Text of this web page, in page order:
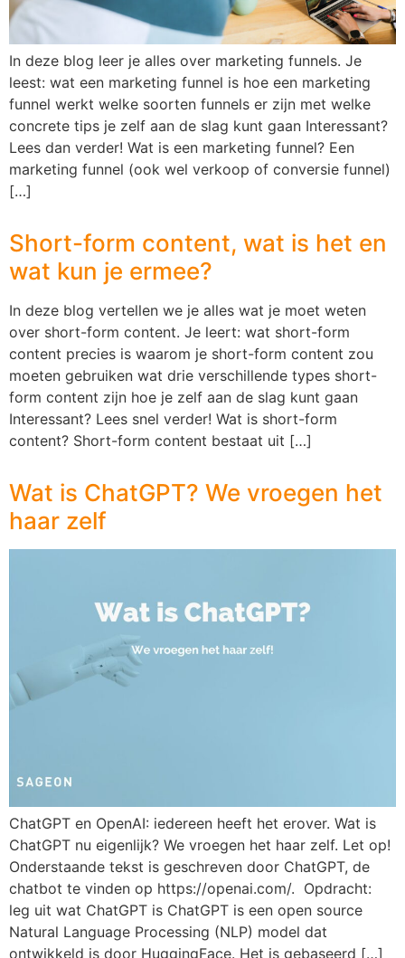
In deze blog leer je alles over marketing funnels. Je
leest: wat een marketing funnel is hoe een marketing
funnel werkt welke soorten funnels er zijn met welke
concrete tips je zelf aan de slag kunt gaan Interessant?
Lees dan verder! Wat is een marketing funnel? Een
marketing funnel (ook wel verkoop of conversie funnel)
[…]
Short-form content, wat is het en
wat kun je ermee?
In deze blog vertellen we je alles wat je moet weten
over short-form content. Je leert: wat short-form
content precies is waarom je short-form content zou
moeten gebruiken wat drie verschillende types short-
form content zijn hoe je zelf aan de slag kunt gaan
Interessant? Lees snel verder! Wat is short-form
content? Short-form content bestaat uit […]
Wat is ChatGPT? We vroegen het
haar zelf
ChatGPT en OpenAI: iedereen heeft het erover. Wat is
ChatGPT nu eigenlijk? We vroegen het haar zelf. Let op!
Onderstaande tekst is geschreven door ChatGPT, de
chatbot te vinden op https://openai.com/. Opdracht:
leg uit wat ChatGPT is ChatGPT is een open source
Natural Language Processing (NLP) model dat
ontwikkeld is door HuggingFace. Het is gebaseerd […]